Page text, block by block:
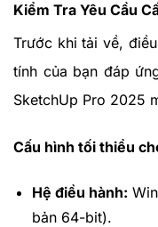
Kiểm Tra Yêu Cầu
Trước khi tải về,
tính của bạn đáp
SketchUp Pro 2025
Cấu hình tối thiểu
Hệ điều hành:
bản 64-bit).